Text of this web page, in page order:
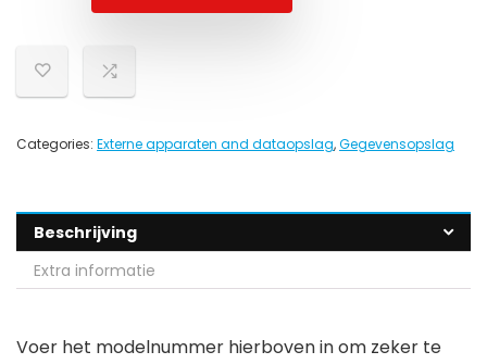
Categories: Externe apparaten and dataopslag,Gegevensopslag
Beschrijving
Extra informatie
Voer het modelnummer hierboven in om zeker te